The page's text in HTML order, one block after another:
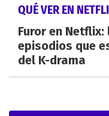
QUÉ VER EN
Furor en
episodios que
del K-drama